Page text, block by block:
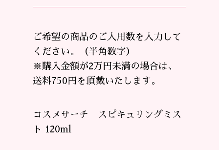
ご希望の商品のご入用数を入力して
ください。（半角数字）
※購入金額が2万円未満の場合は、
送料750円を頂戴いたします。
コスメサーチ スピキュリングミス
ト 120ml